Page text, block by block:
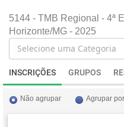
5144 - TMB Regional - 4ª
Horizonte/MG - 2025
INSCRIÇÕES GRUPOS
Não agrupar Agrupar